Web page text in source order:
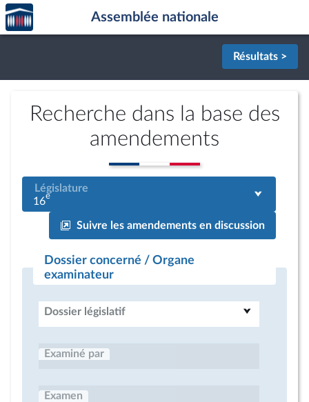
Aller au contenu
Aller en bas de la page
Accèder
à la
page
Assemblée nationale
Résultats >
Recherche dans la base des
amendements
Législature
16e
Suivre les amendements en discussion
Dossier concerné / Organe
examinateur
Dossier législatif
Examiné par
Examen